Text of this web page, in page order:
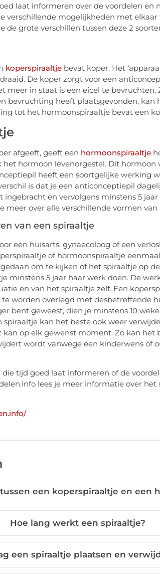
laat informeren over de voordelen en
verschillende mogelijkheden met
de grote verschillen tussen deze 2
koperspiraaltjebevat koper. Het
De koper zorgt voor een
meer in staat is een eicel te bevruchten.
bevruchting heeft plaatsgevonden, kan
tot het hormoonspiraaltje bevat een
afgeeft, geeft een hormoonspiraaltje
hormoon levenorgestel. Dit hormoon
heeft een soortgelijke werking
is dat je een anticonceptiepil
en vervolgens minstens 5
meer over alle verschillende vormen van
van een spiraaltje
een huisarts, gynaecoloog of een
of hormoonspiraaltje
om te kijken of het spiraaltje op
minstens 5 jaar haar werk doen. De
en van het spiraaltje zelf. Een
worden overlegd met desbetreffende
bent geweest, dien je minstens 10
kan het beste ook weer
kan op elk gewenst moment. Zo kan het
wordt vanwege een kinderwens of
tijd goed laat informeren of de
lees je meer informatie over het
een koperspiraaltje en een
Hoe lang werkt een spiraaltje?
een spiraaltje plaatsen en